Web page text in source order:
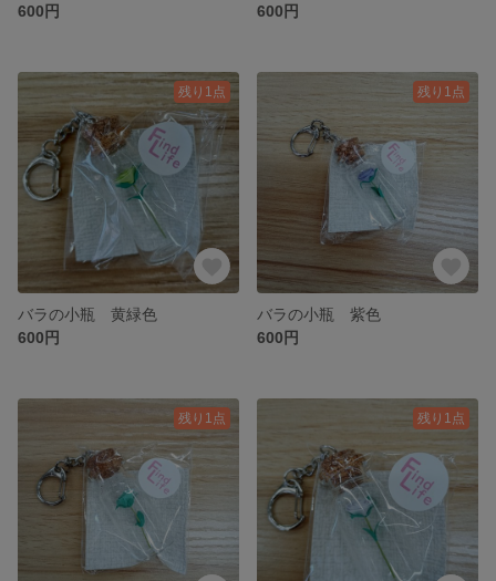
600円
600円
残り1点
バラの小瓶 黄緑色
600円
残り1点
バラの小瓶 紫色
600円
残り1点 残り1点